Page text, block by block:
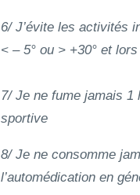
6/ J’évite les activités
< – 5° ou > +30° et
7/ Je ne fume jamais 1
sportive
8/ Je ne consomme
l’automédication en